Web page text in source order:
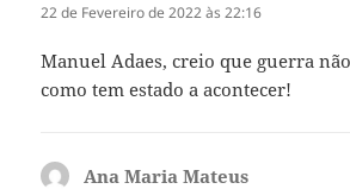
22 de Fevereiro de 2022 às 22:16
Manuel Adaes, creio que guerra
como tem estado a acontecer!
Ana Maria Mateus